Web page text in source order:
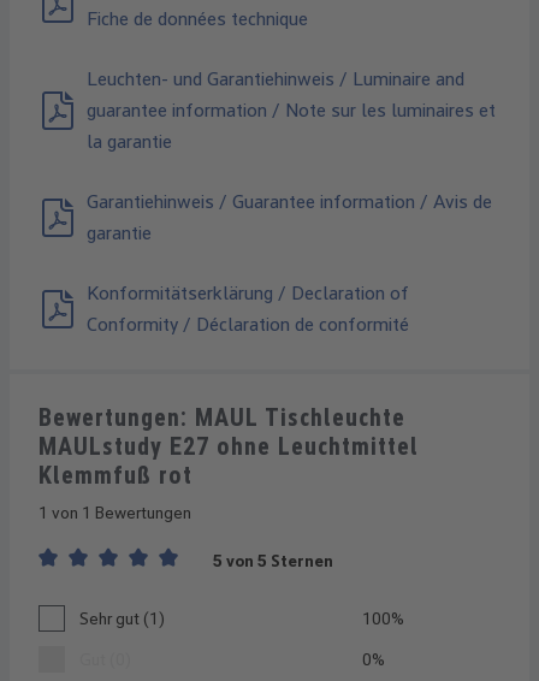
Fiche de données technique
Leuchten- und Garantiehinweis / Luminaire and
guarantee information / Note sur les luminaires et
la garantie
Garantiehinweis / Guarantee information / Avis de
garantie
Konformitätserklärung / Declaration of
Conformity / Déclaration de conformité
Bewertungen: MAUL Tischleuchte
MAULstudy E27 ohne Leuchtmittel
Klemmfuß rot
1 von 1 Bewertungen
5 von 5 Sternen
Sehr gut (1) 100%
0%